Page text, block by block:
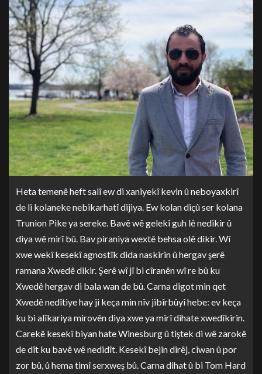
Heta temenê heft salî ew di xaniyekî kevin û neboyaxkirî
de li kolaneke nebikarhatî dijiya. Ew kolan diçû ser kolana
Trunion Pike ya sereke. Bavê wê gelekî guh lê nedikir û
diya wê mirî bû. Bav piraniya wextê behsa olê dikir. Wî
xwe wekî kesekî agnostîk dida naskirin û hergav şerê
ramana Xwedê dikir. Şerê wî jî bi cîranên wî re bû ku
Xwedê hergav di bala wan de bû. Carna digot min qet
Xwedê nedîtiye hay ji keça min nîv jibîrbûyî hebe: ev keça
ku bi alîkariya mirovên diya xwe ya mirî dihate xwedîkirin.
Carekê kesekî biyan hate Winesburg û tiştek di wê zarokê
de dît ku bavê wê nedidît. Kesekî bejin dirêj, ciwan û por
zor bû, û hema timî serxweş bû. Carna dihat û bi Tom Hard